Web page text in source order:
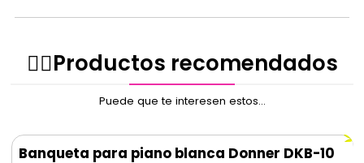
✌🏻️Productos recomendados
Puede que te interesen estos...
Banqueta para piano blanca Donner DKB-10